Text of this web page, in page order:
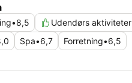
•8,5 Udendørs aktiviteter
Spa•6,7 Forretning•6,5